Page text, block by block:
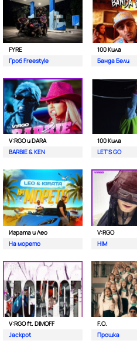
FYRE
Гроб Freestyle
100 Кила
Банда Бели
V:RGO и DARA
BARBIE & KEN
100 Кила
LET'S GO
Играта и Лео
На морето
V:RGO
HIM
V:RGO ft. DIMOFF
Jackpot
F.O.
Прошка